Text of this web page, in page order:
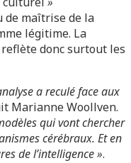
de maîtrise de la
légitime. La
donc surtout les
a reculé face aux
Marianne Woollven.
qui vont chercher
cérébraux. Et en
de l’intelligence ».